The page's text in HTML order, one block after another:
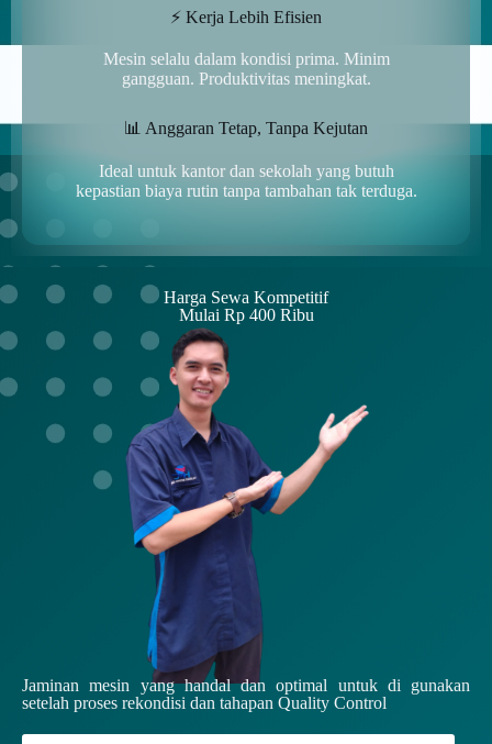
⚡ Kerja Lebih Efisien
Mesin selalu dalam kondisi prima. Minim
gangguan. Produktivitas meningkat.
📊 Anggaran Tetap, Tanpa Kejutan
Ideal untuk kantor dan sekolah yang butuh
kepastian biaya rutin tanpa tambahan tak terduga.
Harga Sewa Kompetitif
Mulai Rp 400 Ribu
Jaminan mesin yang handal dan optimal untuk di gunakan
setelah proses rekondisi dan tahapan Quality Control